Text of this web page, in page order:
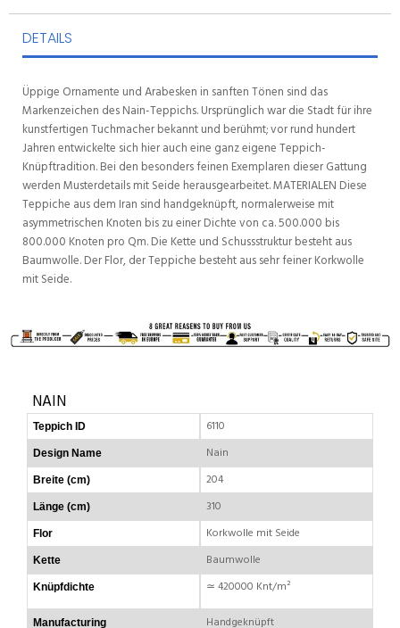
DETAILS
Üppige Ornamente und Arabesken in sanften Tönen sind das
Markenzeichen des Nain-Teppichs. Ursprünglich war die Stadt für ihre
kunstfertigen Tuchmacher bekannt und berühmt; vor rund hundert
Jahren entwickelte sich hier auch eine ganz eigene Teppich-
Knüpftradition. Bei den besonders feinen Exemplaren dieser Gattung
werden Musterdetails mit Seide herausgearbeitet. MATERIALEN Diese
Teppiche aus dem Iran sind handgeknüpft, normalerweise mit
asymmetrischen Knoten bis zu einer Dichte von ca. 500.000 bis
800.000 Knoten pro Qm. Die Kette und Schussstruktur besteht aus
Baumwolle. Der Flor, der Teppiche besteht aus sehr feiner Korkwolle
mit Seide.
NAIN
Teppich ID 6110
Design Name Nain
Breite (cm) 204
Länge (cm) 310
Flor Korkwolle mit Seide
Kette Baumwolle
Knüpfdichte ≃ 420000 Knt/m²
Manufacturing Handgeknüpft